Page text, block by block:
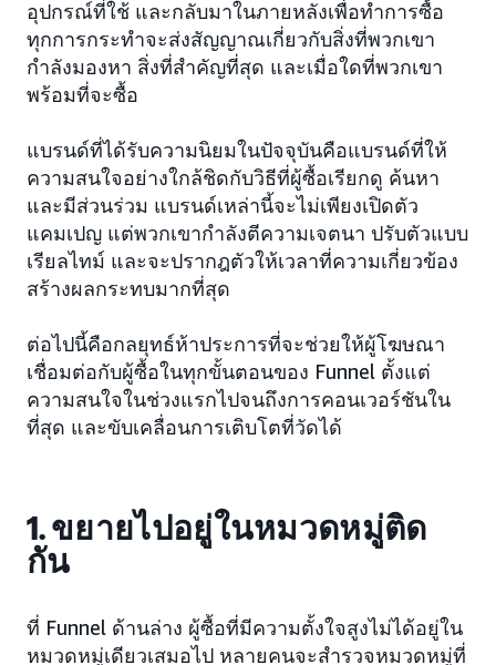
อุปกรณ์ที่ใช้ และกลับมาในภายหลังเพื่อทำการซื้อ
ทุกการกระทำจะส่งสัญญาณเกี่ยวกับสิ่งที่พวกเขา
กำลังมองหา สิ่งที่สำคัญที่สุด และเมื่อใดที่พวกเขา
พร้อมที่จะซื้อ
แบรนด์ที่ได้รับความนิยมในปัจจุบันคือแบรนด์ที่ให้
ความสนใจอย่างใกล้ชิดกับวิธีที่ผู้ซื้อเรียกดู ค้นหา
และมีส่วนร่วม แบรนด์เหล่านี้จะไม่เพียงเปิดตัว
แคมเปญ แต่พวกเขากำลังตีความเจตนา ปรับตัวแบบ
เรียลไทม์ และจะปรากฎตัวให้เวลาที่ความเกี่ยวข้อง
สร้างผลกระทบมากที่สุด
ต่อไปนี้คือกลยุทธ์ห้าประการที่จะช่วยให้ผู้โฆษณา
เชื่อมต่อกับผู้ซื้อในทุกขั้นตอนของ Funnel ตั้งแต่
ความสนใจในช่วงแรกไปจนถึงการคอนเวอร์ชันใน
ที่สุด และขับเคลื่อนการเติบโตที่วัดได้
1. ขยายไปอยู่ในหมวดหมู่ติด
กัน
ที่ Funnel ด้านล่าง ผู้ซื้อที่มีความตั้งใจสูงไม่ได้อยู่ใน
หมวดหมู่เดียวเสมอไป หลายคนจะสำรวจหมวดหมู่ที่